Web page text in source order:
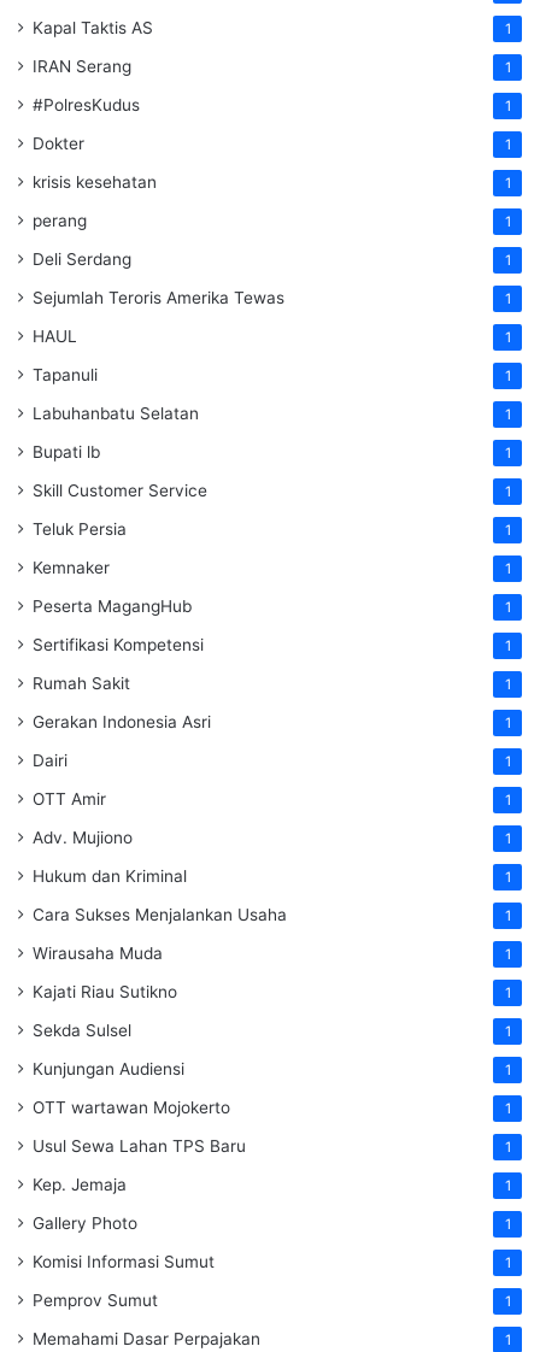
Kapal Taktis AS 1
IRAN Serang 1
#PolresKudus 1
Dokter 1
krisis kesehatan 1
perang 1
Deli Serdang 1
Sejumlah Teroris Amerika Tewas 1
HAUL 1
Tapanuli 1
Labuhanbatu Selatan 1
Bupati lb 1
Skill Customer Service 1
Teluk Persia 1
Kemnaker 1
Peserta MagangHub 1
Sertifikasi Kompetensi 1
Rumah Sakit 1
Gerakan Indonesia Asri 1
Dairi 1
OTT Amir 1
Adv. Mujiono 1
Hukum dan Kriminal 1
Cara Sukses Menjalankan Usaha 1
Wirausaha Muda 1
Kajati Riau Sutikno 1
Sekda Sulsel 1
Kunjungan Audiensi 1
OTT wartawan Mojokerto 1
Usul Sewa Lahan TPS Baru 1
Kep. Jemaja 1
Gallery Photo 1
Komisi Informasi Sumut 1
Pemprov Sumut 1
Memahami Dasar Perpajakan 1